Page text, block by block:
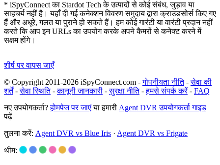
* iSpyConnect का Stardot Tech के उत्पादों से कोई संबंध, जुड़ाव या
साहचर्य नहीं है। यहाँ दी गई कनेक्शन विवरण समुदाय द्वारा क्राउडसोर्स किए गए
हैं और अधूरे, गलत या पुराने हो सकते हैं। हम कोई गारंटी या वारंटी प्रदान नहीं
करते कि आप इन URLs का उपयोग करके अपने कैमरों से कनेक्ट करने में
सक्षम होंगे।
शीर्ष पर वापस जाएँ
© Copyright 2011-2026 iSpyConnect.com -गोपनीयता नीति-सेवा की
शर्तें-सेवा स्थिति-कानूनी जानकारी -सुरक्षा नीति-हमसे संपर्क करें- FAQ
नए उपयोगकर्ता?होमपेज पर जाएंया हमारी Agent DVR उपयोगकर्ता गाइड
पढ़ें
तुलना करें: Agent DVR vs Blue Iris · Agent DVR vs Frigate
थीम: